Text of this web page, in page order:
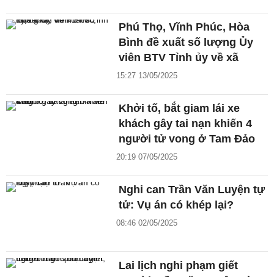
Phú Thọ, Vĩnh Phúc, Hòa
Bình đề xuất số lượng Ủy
viên BTV Tỉnh ủy về xã
15:27 13/05/2025
Khởi tố, bắt giam lái xe
khách gây tai nạn khiến 4
người tử vong ở Tam Đảo
20:19 07/05/2025
Nghi can Trần Văn Luyện tự
tử: Vụ án có khép lại?
08:46 02/05/2025
Lai lịch nghi phạm giết